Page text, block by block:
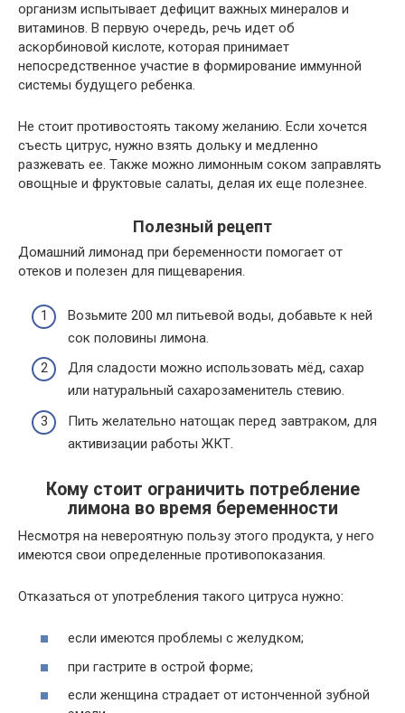
организм испытывает дефицит важных минералов и
витаминов. В первую очередь, речь идет об
аскорбиновой кислоте, которая принимает
непосредственное участие в формирование иммунной
системы будущего ребенка.
Не стоит противостоять такому желанию. Если хочется
съесть цитрус, нужно взять дольку и медленно
разжевать ее. Также можно лимонным соком заправлять
овощные и фруктовые салаты, делая их еще полезнее.
Полезный рецепт
Домашний лимонад при беременности помогает от
отеков и полезен для пищеварения.
Возьмите 200 мл питьевой воды, добавьте к ней
сок половины лимона.
Для сладости можно использовать мёд, сахар
или натуральный сахарозаменитель стевию.
Пить желательно натощак перед завтраком, для
активизации работы ЖКТ.
Кому стоит ограничить потребление
лимона во время беременности
Несмотря на невероятную пользу этого продукта, у него
имеются свои определенные противопоказания.
Отказаться от употребления такого цитруса нужно:
если имеются проблемы с желудком;
при гастрите в острой форме;
если женщина страдает от истонченной зубной